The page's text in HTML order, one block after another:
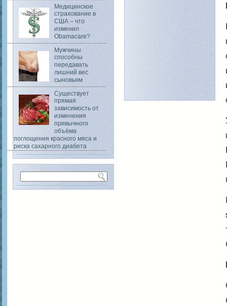
Медицинское
страхование в
США – что
изменил
Obamacare?
Мужчины
способны
передавать
лишний вес
сыновьям
Существует
прямая
зависимость от
изменения
привычного
объёма
поглощения красного мяса и
риска сахарного диабета